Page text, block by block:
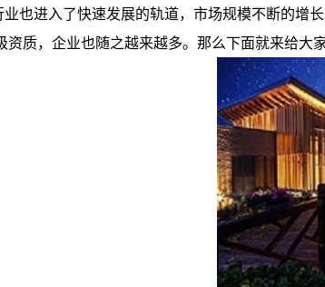
也进入了快速发展的轨道，市场规模不断的增
资质，企业也随之越来越多。那么下面就来给大